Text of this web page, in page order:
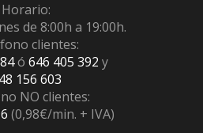
Horario:
de 8:00h a 19:00h.
clientes:
ó 646 405 392 y
156 603
NO clientes:
(0,98€/min. + IVA)